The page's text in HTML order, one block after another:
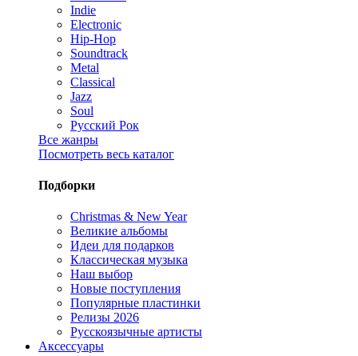
Indie
Electronic
Hip-Hop
Soundtrack
Metal
Classical
Jazz
Soul
Русский Рок
Все жанры
Посмотреть весь каталог
Подборки
Christmas & New Year
Великие альбомы
Идеи для подарков
Классическая музыка
Наш выбор
Новые поступления
Популярные пластинки
Релизы 2026
Русскоязычные артисты
Аксессуары